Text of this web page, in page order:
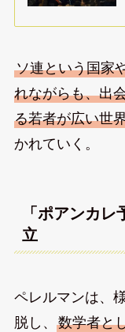
ソ連という国家
れながらも、出
る若者が広い世
かれていく。
「ポアンカ
立
ペレルマンは、
脱し、 数学者と